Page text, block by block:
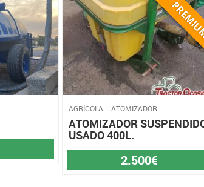
AGRÍCOLA ATOMIZADOR
ATOMIZADOR
USADO 400L.
2.500€